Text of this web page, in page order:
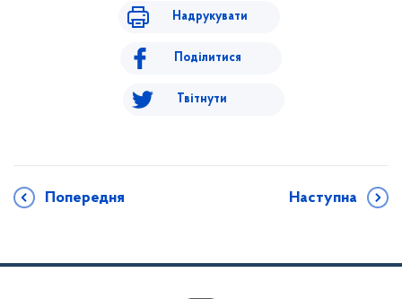
Надрукувати
Поділитися
Твітнути
Попередня Наступна